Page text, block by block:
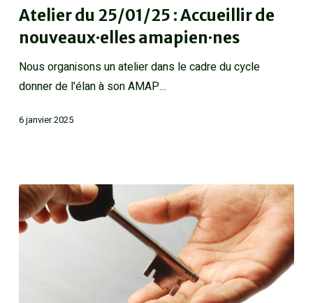
Atelier du 25/01/25 : Accueillir de
nouveaux·elles amapien·nes
Nous organisons un atelier dans le cadre du cycle
donner de l'élan à son AMAP…
6 janvier 2025